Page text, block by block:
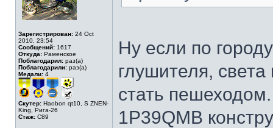
Зарегистрирован: 24 Oct
2010, 23:54
Сообщений: 1617
Откуда: Раменское
Поблагодарил: раз(а)
Поблагодарили: раз(а)
Медали: 4
Скутер: Haobon qt10, S ZNEN-
King, Рига-26
Стаж: C89
Ну если по
глушителя,
стать пешеходом.
1P39QMB